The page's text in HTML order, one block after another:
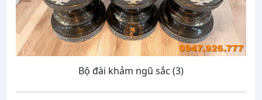
Bộ đài khảm ngũ sắc (3)